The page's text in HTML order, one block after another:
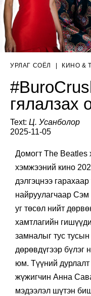
УРЛАГ СОЁЛ КИНО &
гялалзах
Text: Ц. Усанболор
2025-11-05
Домогт The Beatles
хэмжээний кино
дэлгэцнээ
найруулагчаар
уг төсөл нийт
хамтлагийн
замналыг тус
дөрөвдүгээр бүлэг
юм. Түүний
жүжигчин Анна
мэдээлэл шүтэн